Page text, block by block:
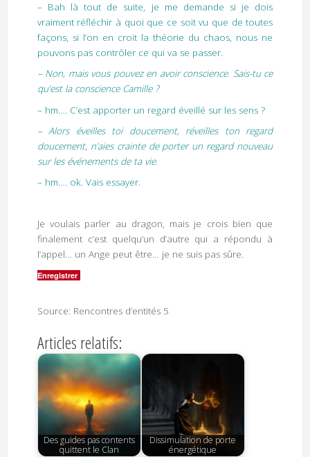
– Bah là tout de suite, je me demande si je dois
vraiment réfléchir à quoi que ce soit vu que de toutes
façons, si l’on en croit la théorie du chaos, nous ne
pouvons pas contrôler ce qui va se passer.
– Non, mais vous pouvez en avoir conscience. Sais-tu ce
qu’est la conscience Camille ?
– hm…. C’est apporter un regard éveillé sur les sens ?
– Alors éveilles toi doucement, réveilles ton regard
doucement, n’aies crainte de porter un regard nouveau
sur les événements de ta vie.
– hm…. ok. Vais essayer.
Je voulais parler au dragon, mais je crois bien que
finalement c’est quelqu’un d’autre qui a répondu à
l’appel… un Ange peut être… je ne suis pas sûre.
Enregistrer
Source: Rencontres d’entités 5
Articles relatifs:
Des guides pas contents
quittent le Clan
Dissimulation de porte
énergétique